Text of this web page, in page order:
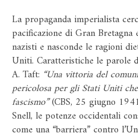
La propaganda imperialista
pacificazione di Gran
nazisti e nasconde le ragioni
Uniti. Caratteristiche le parole
A. Taft: “Una vittoria del
pericolosa per gli Stati Uniti
fascismo”(CBS, 25 giugno
Snell, le potenze occidentali
come una “barriera” contro